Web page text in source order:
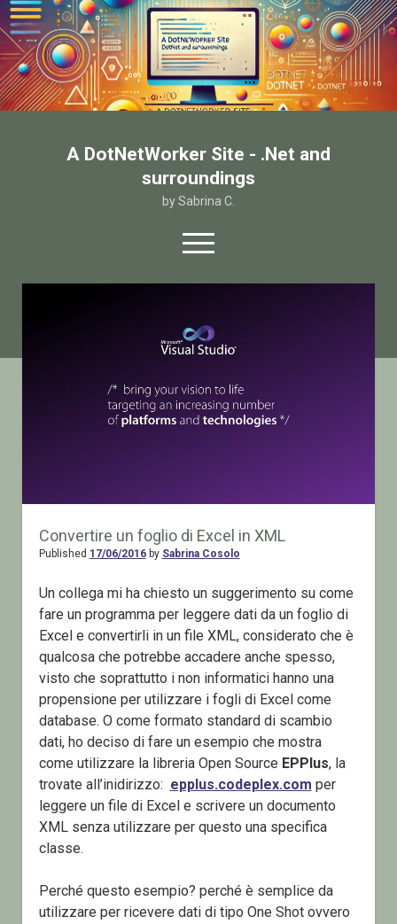
A DotNetWorker Site - .Net and
surroundings
by Sabrina C.
open
menu
twitterfacebook
email-form
Home
Contatto
Convertire un foglio di Excel in XML
Published 17/06/2016by Sabrina Cosolo
Un collega mi ha chiesto un suggerimento su come
fare un programma per leggere dati da un foglio di
Excel e convertirli in un file XML, considerato che è
qualcosa che potrebbe accadere anche spesso,
visto che soprattutto i non informatici hanno una
propensione per utilizzare i fogli di Excel come
database. O come formato standard di scambio
dati, ho deciso di fare un esempio che mostra
come utilizzare la libreria Open Source EPPlus, la
trovate all’inidirizzo: epplus.codeplex.com per
leggere un file di Excel e scrivere un documento
XML senza utilizzare per questo una specifica
classe.
Perché questo esempio? perché è semplice da
utilizzare per ricevere dati di tipo One Shot ovvero